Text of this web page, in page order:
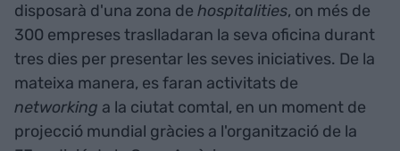
disposarà d'una zona de hospitalities, on més de
300 empreses traslladaran la seva oficina durant
tres dies per presentar les seves iniciatives. De la
mateixa manera, es faran activitats de
networking a la ciutat comtal, en un moment de
projecció mundial gràcies a l'organització de la